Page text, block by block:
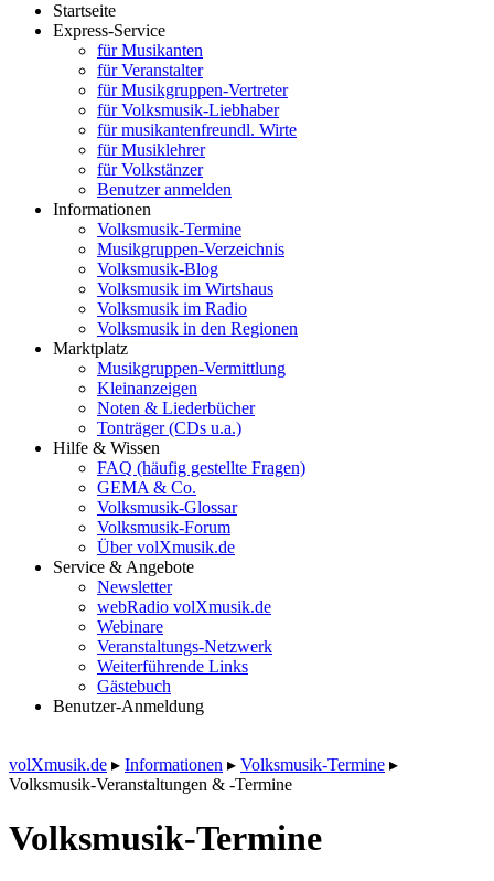
Startseite
Express-Service
für Musikanten
für Veranstalter
für Musikgruppen-Vertreter
für Volksmusik-Liebhaber
für musikantenfreundl. Wirte
für Musiklehrer
für Volkstänzer
Benutzer anmelden
Informationen
Volksmusik-Termine
Musikgruppen-Verzeichnis
Volksmusik-Blog
Volksmusik im Wirtshaus
Volksmusik im Radio
Volksmusik in den Regionen
Marktplatz
Musikgruppen-Vermittlung
Kleinanzeigen
Noten & Liederbücher
Tonträger (CDs u.a.)
Hilfe & Wissen
FAQ (häufig gestellte Fragen)
GEMA & Co.
Volksmusik-Glossar
Volksmusik-Forum
Über volXmusik.de
Service & Angebote
Newsletter
webRadio volXmusik.de
Webinare
Veranstaltungs-Netzwerk
Weiterführende Links
Gästebuch
Benutzer-Anmeldung
volXmusik.de ▸ Informationen ▸ Volksmusik-Termine ▸
Volksmusik-Veranstaltungen & -Termine
Volksmusik-Termine